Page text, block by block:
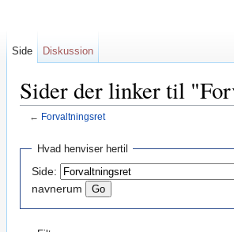
Sider der linker til
← Forvaltningsret
Hvad henviser hertil
Side:
navnerum
Side Diskussion